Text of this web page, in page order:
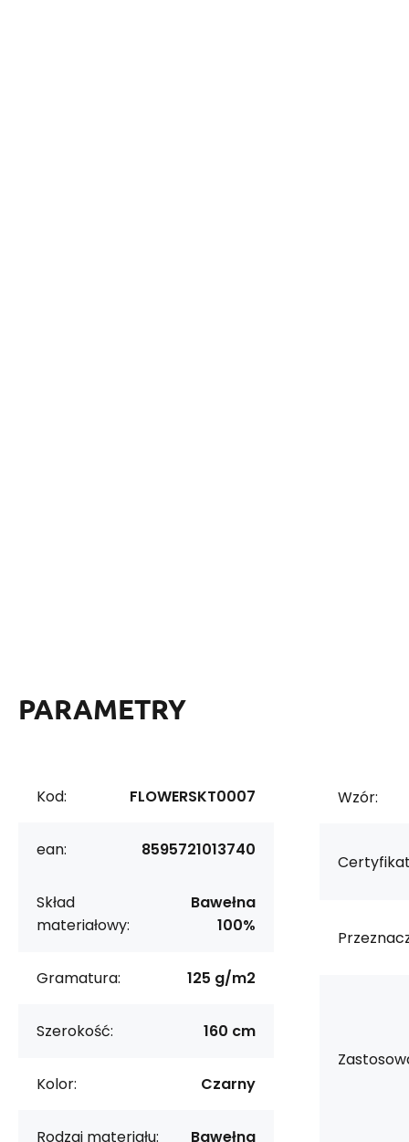
PARAMETRY
Kod: FLOWERSKT0007
ean: 8595721013740
Skład
materiałowy:
Bawełna
100%
Gramatura: 125 g/m2
Szerokość: 160 cm
Kolor: Czarny
Rodzaj materiału: Bawełna
Wzór: